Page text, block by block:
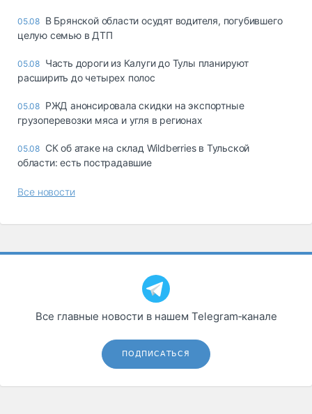
05.08 В Брянской области осудят водителя, погубившего
целую семью в ДТП
05.08 Часть дороги из Калуги до Тулы планируют
расширить до четырех полос
05.08 РЖД анонсировала скидки на экспортные
грузоперевозки мяса и угля в регионах
05.08 СК об атаке на склад Wildberries в Тульской
области: есть пострадавшие
Все новости
Все главные новости в нашем Telegram‑канале
ПОДПИСАТЬСЯ